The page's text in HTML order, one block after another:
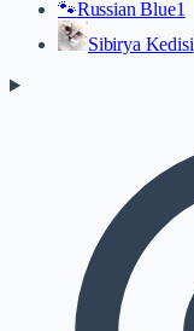
🐾Russian Blue1
Sibirya Kedisi